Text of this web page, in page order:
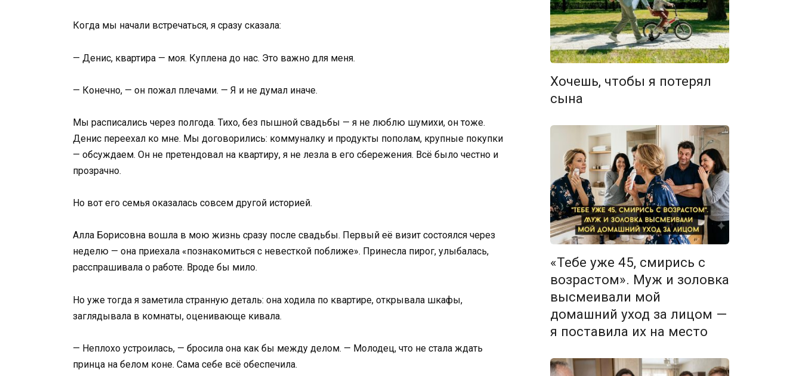
Когда мы начали встречаться, я сразу сказала:
— Денис, квартира — моя. Куплена до нас. Это важно для меня.
— Конечно, — он пожал плечами. — Я и не думал иначе.
Мы расписались через полгода. Тихо, без пышной свадьбы — я не люблю шумихи, он тоже.
Денис переехал ко мне. Мы договорились: коммуналку и продукты пополам, крупные покупки
— обсуждаем. Он не претендовал на квартиру, я не лезла в его сбережения. Всё было честно и
прозрачно.
Но вот его семья оказалась совсем другой историей.
Алла Борисовна вошла в мою жизнь сразу после свадьбы. Первый её визит состоялся через
неделю — она приехала «познакомиться с невесткой поближе». Принесла пирог, улыбалась,
расспрашивала о работе. Вроде бы мило.
Но уже тогда я заметила странную деталь: она ходила по квартире, открывала шкафы,
заглядывала в комнаты, оценивающе кивала.
— Неплохо устроилась, — бросила она как бы между делом. — Молодец, что не стала ждать
принца на белом коне. Сама себе всё обеспечила.
Хочешь, чтобы я потерял
сына
«Тебе уже 45, смирись с
возрастом». Муж и золовка
высмеивали мой
домашний уход за лицом —
я поставила их на место